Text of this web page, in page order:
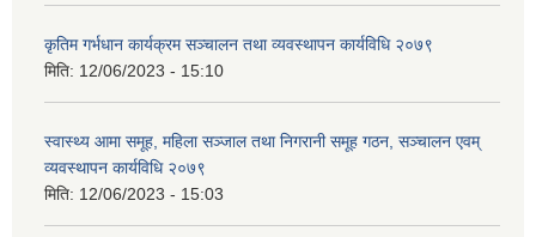
कृतिम गर्भधान कार्यक्रम सञ्चालन तथा व्यवस्थापन कार्यविधि २०७९
मिति: 12/06/2023 - 15:10
स्वास्थ्य आमा समूह, महिला सञ्जाल तथा निगरानी समूह गठन, सञ्चालन एवम्
व्यवस्थापन कार्यविधि २०७९
मिति: 12/06/2023 - 15:03